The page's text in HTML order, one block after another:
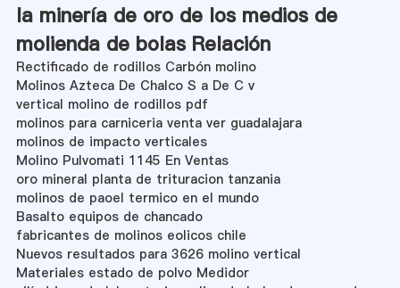
la minería de oro de los medios de
molienda de bolas Relación
Rectificado de rodillos Carbón molino
Molinos Azteca De Chalco S a De C v
vertical molino de rodillos pdf
molinos para carniceria venta ver guadalajara
molinos de impacto verticales
Molino Pulvomati 1145 En Ventas
oro mineral planta de trituracion tanzania
molinos de paoel termico en el mundo
Basalto equipos de chancado
fabricantes de molinos eolicos chile
Nuevos resultados para 3626 molino vertical
Materiales estado de polvo Medidor